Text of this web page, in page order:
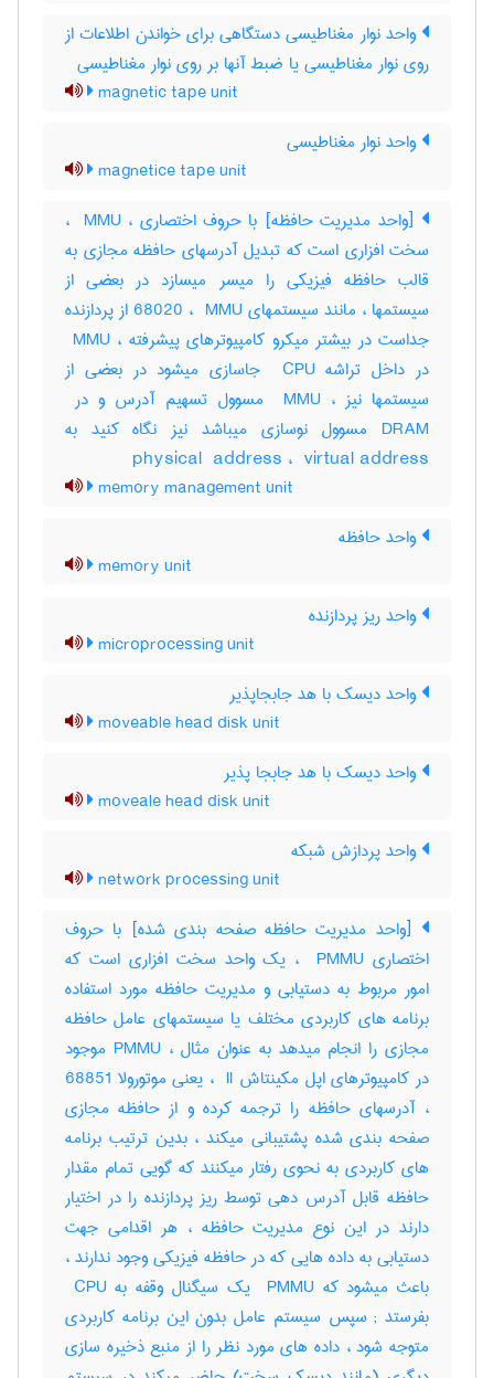
واحد نوار مغناطیسی دستگاهی برای خواندن اطلاعات از
روی نوار مغناطیسی یا ضبط آنها بر روی نوار مغناطیسی
magnetic tape unit
واحد نوار مغناطیسی
magnetice tape unit
[واحد مدیریت حافظه] با حروف اختصاری ، ‎ MMU ،
سخت افزاری است که تبدیل آدرسهای حافظه مجازی به
قالب حافظه فیزیکی را میسر میسازد در بعضی از
سیستمها ، مانند سیستمهای ‎68020 ، ‎ MMU از پردازنده
جداست در بیشتر میکرو کامپیوترهای پیشرفته ، ‎ MMU
در داخل تراشه ‎ CPU جاسازی میشود در بعضی از
DRAM مسوول نوسازی میباشد نیز نگاه کنید به
‎physical ‎ address ، ‎ virtual address
memory management unit
واحد حافظه
memory unit
واحد ریز پردازنده
microprocessing unit
واحد دیسک با هد جابجاپذیر
moveable head disk unit
واحد دیسک با هد جابجا پذیر
moveale head disk unit
واحد پردازش شبکه
network processing unit
[واحد مدیریت حافظه صفحه بندی شده] با حروف
اختصاری ‎ PMMU ، یک واحد سخت افزاری است که
امور مربوط به دستیابی و مدیریت حافظه مورد استفاده
برنامه های کاربردی مختلف یا سیستمهای عامل حافظه
مجازی را انجام میدهد به عنوان مثال ، ‎PMMU موجود
در کامپیوترهای اپل مکینتاش ‎ II ، یعنی موتورولا ‎68851
، آدرسهای حافظه را ترجمه کرده و از حافظه مجازی
صفحه بندی شده پشتیبانی میکند ، بدین ترتیب برنامه
های کاربردی به نحوی رفتار میکنند که گویی تمام مقدار
حافظه قابل آدرس دهی توسط ریز پردازنده را در اختیار
دارند در این نوع مدیریت حافظه ، هر اقدامی جهت
دستیابی به داده هایی که در حافظه فیزیکی وجود ندارند ،
باعث میشود که ‎ PMMU یک سیگنال وقفه به ‎ CPU
بفرستد‎ ; سپس سیستم عامل بدون این برنامه کاربردی
متوجه شود ، داده های مورد نظر را از منبع ذخیره سازی